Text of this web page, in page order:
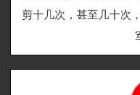
剪十几次，甚至几十次